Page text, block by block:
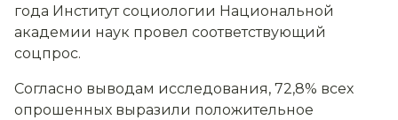
года Институт социологии Национальной
академии наук провел соответствующий
соцпрос.
Согласно выводам исследования, 72,8% всех
опрошенных выразили положительное